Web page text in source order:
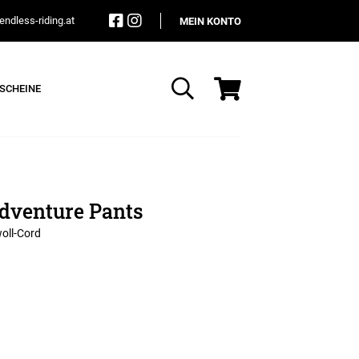
riding.at MEIN KONTO
Suche
Pants
Cord